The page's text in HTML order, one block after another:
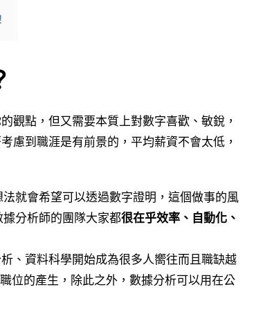
觀點，但又需要本質上對數字喜歡、敏銳，
慮到職涯是有前景的，平均薪資不會太低，
就會希望可以透過數字證明，這個做事的風
分析師的團隊大家都很在乎效率、自動化、
、資料科學開始成為很多人嚮往而且職缺越
位的產生，除此之外，數據分析可以用在公